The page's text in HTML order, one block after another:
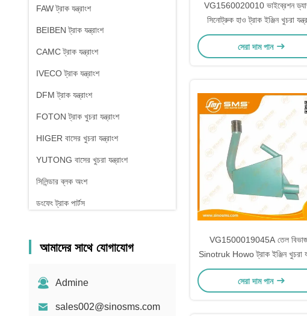
FAW ট্রাক যন্ত্রাংশ
BEIBEN ট্রাক যন্ত্রাংশ
CAMC ট্রাক যন্ত্রাংশ
IVECO ট্রাক যন্ত্রাংশ
DFM ট্রাক যন্ত্রাংশ
FOTON ট্রাক খুচরা যন্ত্রাংশ
HIGER বাসের খুচরা যন্ত্রাংশ
YUTONG বাসের খুচরা যন্ত্রাংশ
সিলিন্ডার ব্লক অংশ
ডংফেং ট্রাক পার্টস
আমাদের সাথে যোগাযোগ
Admine
sales002@sinosms.com
VG1560020010 ভাইব্রেশন
সিনোট্রুক হাও ট্রাক ইঞ্জিন খুচরা
সেরা দাম পান
VG1500019045A তেল
Sinotruk Howo ট্রাক ইঞ্জিন খুচরা
সেরা দাম পান